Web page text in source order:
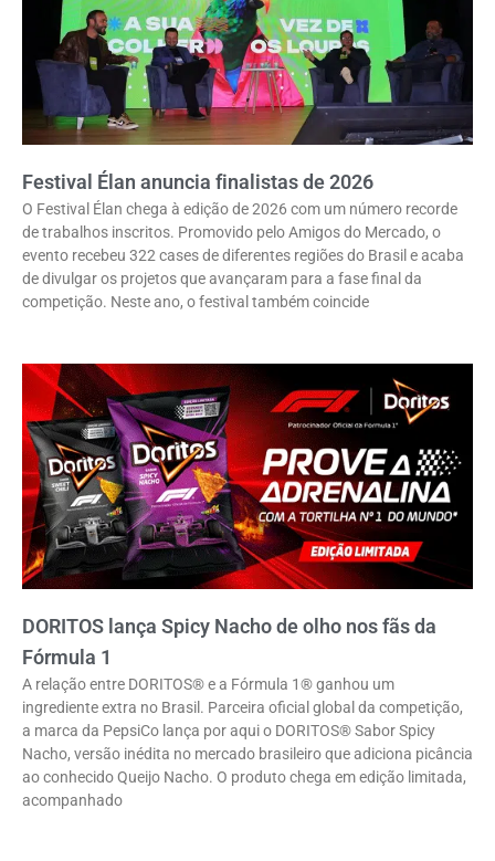
Festival Élan anuncia finalistas de 2026
O Festival Élan chega à edição de 2026 com um número recorde
de trabalhos inscritos. Promovido pelo Amigos do Mercado, o
evento recebeu 322 cases de diferentes regiões do Brasil e acaba
de divulgar os projetos que avançaram para a fase final da
competição. Neste ano, o festival também coincide
DORITOS lança Spicy Nacho de olho nos fãs da
Fórmula 1
A relação entre DORITOS® e a Fórmula 1® ganhou um
ingrediente extra no Brasil. Parceira oficial global da competição,
a marca da PepsiCo lança por aqui o DORITOS® Sabor Spicy
Nacho, versão inédita no mercado brasileiro que adiciona picância
ao conhecido Queijo Nacho. O produto chega em edição limitada,
acompanhado